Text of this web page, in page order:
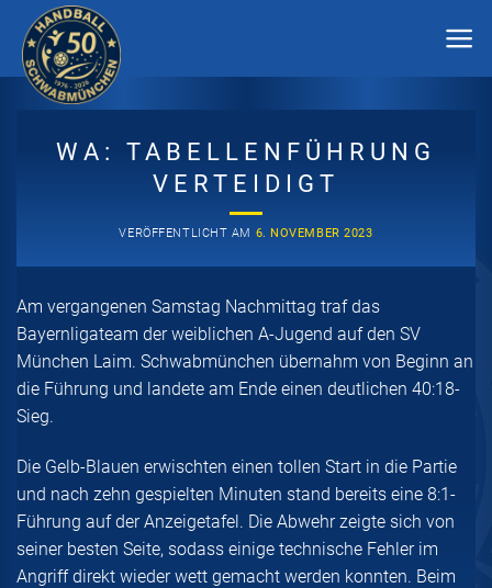
Inhalt
springen
WA: TABELLENFÜHRUNG
VERTEIDIGT
VERÖFFENTLICHT AM 6. NOVEMBER 2023
Am vergangenen Samstag Nachmittag traf das
Bayernligateam der weiblichen A-Jugend auf den SV
München Laim. Schwabmünchen übernahm von Beginn an
die Führung und landete am Ende einen deutlichen 40:18-
Sieg.
Die Gelb-Blauen erwischten einen tollen Start in die Partie
und nach zehn gespielten Minuten stand bereits eine 8:1-
Führung auf der Anzeigetafel. Die Abwehr zeigte sich von
seiner besten Seite, sodass einige technische Fehler im
Angriff direkt wieder wett gemacht werden konnten. Beim